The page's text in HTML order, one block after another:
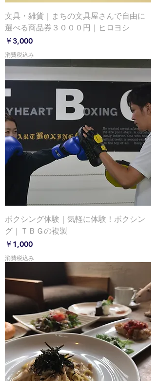
文具・雑貨｜まちの文具屋さんで自由に
選べる商品券３０００円｜ヒロヨシ
価格
￥3,000
消費税込み
ボクシング体験｜気軽に体験！ボクシン
グ｜ＴＢＧの複製
価格
￥1,000
消費税込み